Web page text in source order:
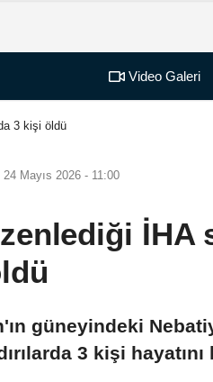
Video Galeri
3 kişi öldü
24 Mayıs 2026 - 11:00
İHA
güneyindeki
3 kişi